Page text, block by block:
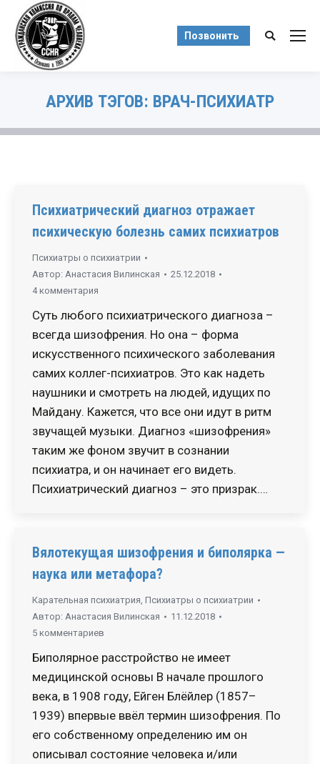
Позвонить Поиск:
АРХИВ ТЭГОВ: ВРАЧ-ПСИХИАТР
Психиатрический диагноз отражает
психическую болезнь самих психиатров
Психиатры о психиатрии
Автор: Анастасия Вилинская
25.12.2018
4 комментария
Суть любого психиатрического диагноза –
всегда шизофрения. Но она – форма
искусственного психического заболевания
самих коллег-психиатров. Это как надеть
наушники и смотреть на людей, идущих по
Майдану. Кажется, что все они идут в ритм
звучащей музыки. Диагноз «шизофрения»
таким же фоном звучит в сознании
психиатра, и он начинает его видеть.
Психиатрический диагноз – это призрак.…
Вялотекущая шизофрения и биполярка —
наука или метафора?
Карательная психиатрия, Психиатры о психиатрии
Автор: Анастасия Вилинская
11.12.2018
5 комментариев
Биполярное расстройство не имеет
медицинской основы В начале прошлого
века, в 1908 году, Ейген Блёйлер (1857–
1939) впервые ввёл термин шизофрения. По
его собственному определению им он
описывал состояние человека и/или